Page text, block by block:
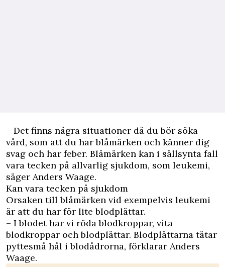
– Det finns några situationer då du bör söka
vård, som att du har blåmärken och känner dig
svag och har feber. Blåmärken kan i sällsynta fall
vara tecken på allvarlig sjukdom, som leukemi,
säger Anders Waage.
Kan vara tecken på sjukdom
Orsaken till blåmärken vid exempelvis leukemi
är att du har för lite blodplättar.
– I blodet har vi röda blodkroppar, vita
blodkroppar och blodplättar. Blodplättarna tätar
pyttesmå hål i blodådrorna, förklarar Anders
Waage.